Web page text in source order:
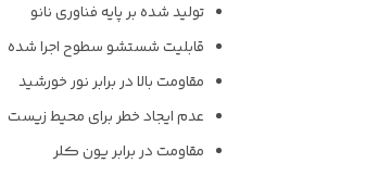
تولید شده بر پایه فناوری نانو
قابلیت شستشو سطوح اجرا شده
مقاومت بالا در برابر نور خورشید
عدم ایجاد خطر برای محیط زیست
مقاومت در برابر یون کلر